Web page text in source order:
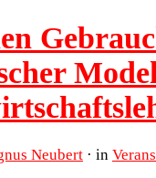
Neubert · in